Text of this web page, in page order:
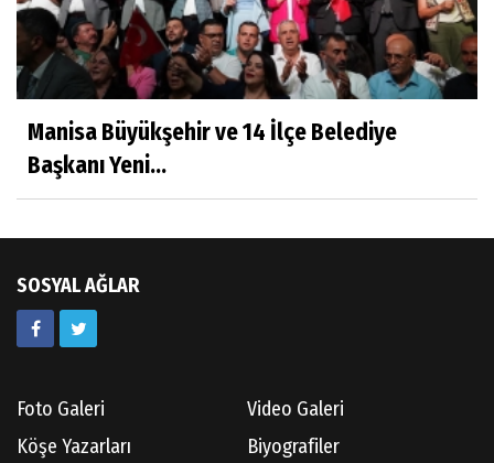
Hatice CAVULDAK
Av.Ahmet ÖZDEMİR
Doç.Dr.İbrahim KOÇ
Manisa Büyükşehir ve 14 İlçe Belediye
Başkanı Yeni...
SOSYAL AĞLAR
Foto Galeri
Video Galeri
Köşe Yazarları
Biyografiler